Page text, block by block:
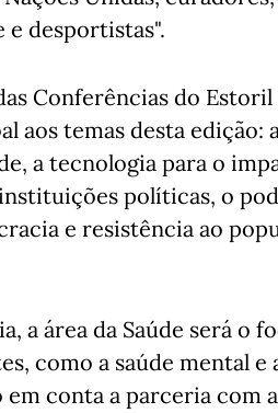
e desportistas".
Conferências do
aos temas desta
a tecnologia para o
políticas, o
e resistência ao
a área da Saúde será o
como a saúde mental
conta a parceria com